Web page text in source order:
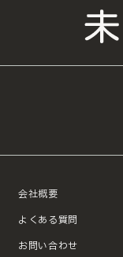
会社概要
よくある質問
お問い合わせ